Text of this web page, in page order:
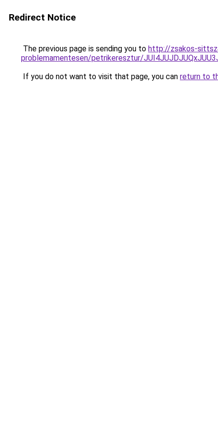
Redirect Notice
The previous page is sending you to http://zsakos-
problemamentesen/petrikeresztur/
If you do not want to visit that page, you can return to